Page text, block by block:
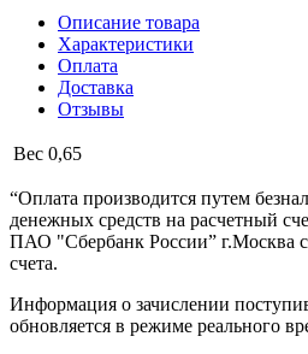
Описание товара
Характеристики
Оплата
Доставка
Отзывы
Вес 0,65
“Оплата производится путем
денежных средств на расчетный
ПАО "Сбербанк России” г.Москва
счета.
Информация о зачислении
обновляется в режиме реального